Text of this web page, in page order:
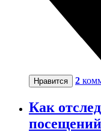
Нравится 2
Как